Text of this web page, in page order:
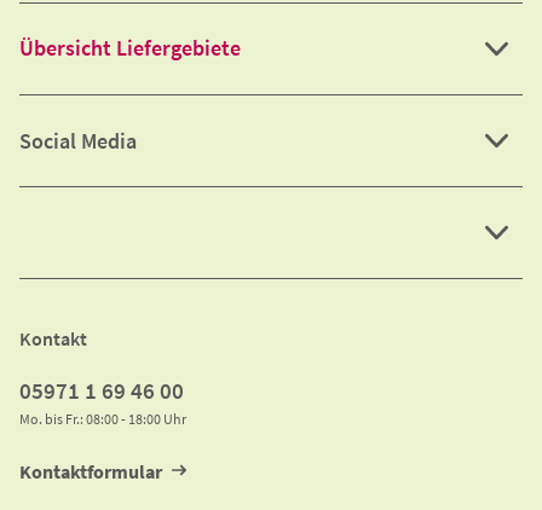
Übersicht Liefergebiete
Social Media
Kontakt
05971 1 69 46 00
Mo. bis Fr.: 08:00 - 18:00 Uhr
Kontaktformular